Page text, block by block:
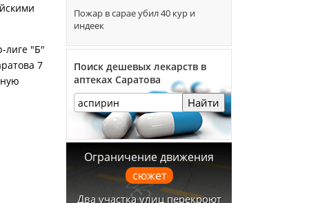
лиге "Б"
7
Пожар в сарае убил 40 кур и
индеек
Поиск дешевых лекарств в
аптеках Саратова
Найти
Ограничение движения
сюжет
Два участка улиц перекроют